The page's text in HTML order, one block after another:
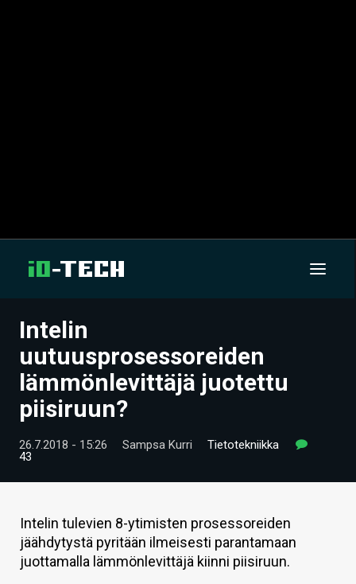
UUTISET
ARTIKKELIT
VIDEOT
TECHBBS
KAUPPA
Intelin
uutuusprosessoreiden
lämmönlevittäjä juotettu
piisiruun?
26.7.2018 - 15:26 Sampsa Kurri
Tietotekniikka
43
Intelin tulevien 8-ytimisten prosessoreiden
jäähdytystä pyritään ilmeisesti parantamaan
juottamalla lämmönlevittäjä kiinni piisiruun.